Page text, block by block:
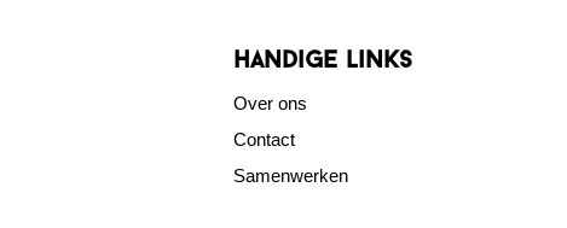
Handige links
Over ons
Contact
Samenwerken